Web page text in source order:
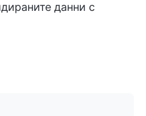
данни с